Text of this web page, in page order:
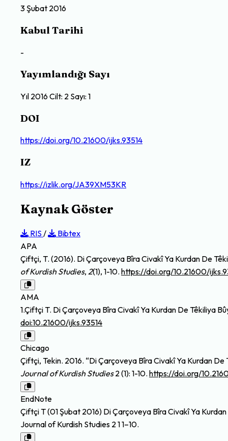
3 Şubat 2016
Kabul Tarihi
-
Yayımlandığı Sayı
Yıl 2016 Cilt: 2 Sayı: 1
DOI
https://doi.org/10.21600/ijks.93514
IZ
https://izlik.org/JA39XM53KR
Kaynak Göster
RIS /
Bibtex
APA
Çiftçi, T. (2016). Di Çarçoveya Bîra Civakî Ya Kurdan De
of Kurdish Studies, 2(1), 1-10. https://doi.org/10.21600/
AMA
1.Çiftçi T. Di Çarçoveya Bîra Civakî Ya Kurdan De Têkiliya
doi:10.21600/ijks.93514
Chicago
Çiftçi, Tekin. 2016. “Di Çarçoveya Bîra Civakî Ya Kurdan
Journal of Kurdish Studies2 (1): 1-10. https://doi.org/
EndNote
Çiftçi T (01 Şubat 2016) Di Çarçoveya Bîra Civakî Ya
Journal of Kurdish Studies 2 1 1–10.